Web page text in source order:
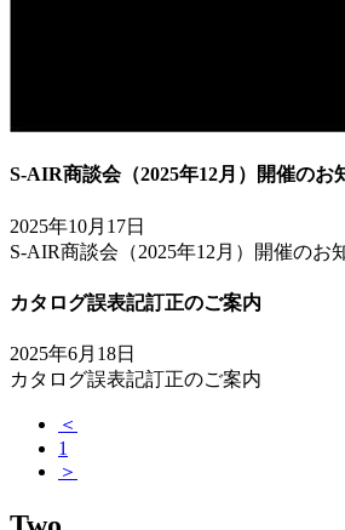
S-AIR商談会（2025年12月）開催のお
2025年10月17日
S-AIR商談会（2025年12月）開催のお
カタログ誤表記訂正のご案内
2025年6月18日
カタログ誤表記訂正のご案内
＜
1
＞